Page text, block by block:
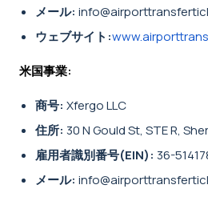
メール:
ウェブサイト:
米国事業:
商号: Xfergo LLC
住所: 30 N Gould St, STE R,
雇用者識別番号(EIN): 36-
メール: